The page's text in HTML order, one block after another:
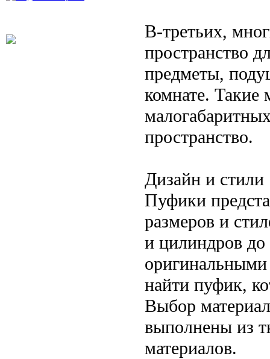
В-третьих,
пространство
предметы,
комнате. Такие
пространство.
Дизайн и стили
Пуфики
размеров и
и цилиндров до
найти пуфик,
Выбор
выполнены из
материалов.